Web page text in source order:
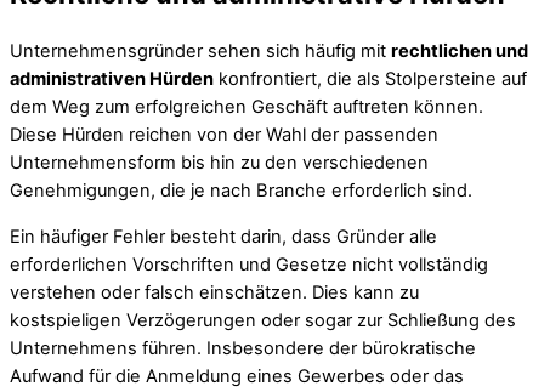
Unternehmensgründer sehen sich häufig mit rechtlichen und
administrativen Hürden konfrontiert, die als Stolpersteine auf
dem Weg zum erfolgreichen Geschäft auftreten können.
Diese Hürden reichen von der Wahl der passenden
Unternehmensform bis hin zu den verschiedenen
Genehmigungen, die je nach Branche erforderlich sind.
Ein häufiger Fehler besteht darin, dass Gründer alle
erforderlichen Vorschriften und Gesetze nicht vollständig
verstehen oder falsch einschätzen. Dies kann zu
kostspieligen Verzögerungen oder sogar zur Schließung des
Unternehmens führen. Insbesondere der bürokratische
Aufwand für die Anmeldung eines Gewerbes oder das